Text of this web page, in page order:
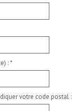
:*
votre code postal :